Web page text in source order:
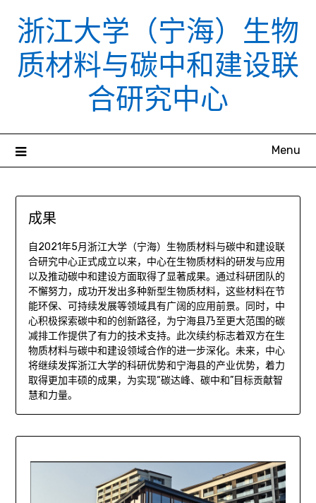
content
浙江大学（宁海）生物
质材料与碳中和建设联
合研究中心
Menu
成果
自2021年5月浙江大学（宁海）生物质材料与碳中和建设联
合研究中心正式成立以来，中心在生物质材料的研发与应用
以及推动碳中和建设方面取得了显著成果。通过科研团队的
不懈努力，成功开发出多种新型生物质材料，这些材料在节
能环保、可持续发展等领域具有广阔的应用前景。同时，中
心积极探索碳中和的创新路径，为宁海县乃至更大范围的碳
减排工作提供了有力的技术支持。此次续约标志着双方在生
物质材料与碳中和建设领域合作的进一步深化。未来，中心
将继续发挥浙江大学的科研优势和宁海县的产业优势，着力
取得更加丰硕的成果，为实现“碳达峰、碳中和”目标贡献智
慧和力量。